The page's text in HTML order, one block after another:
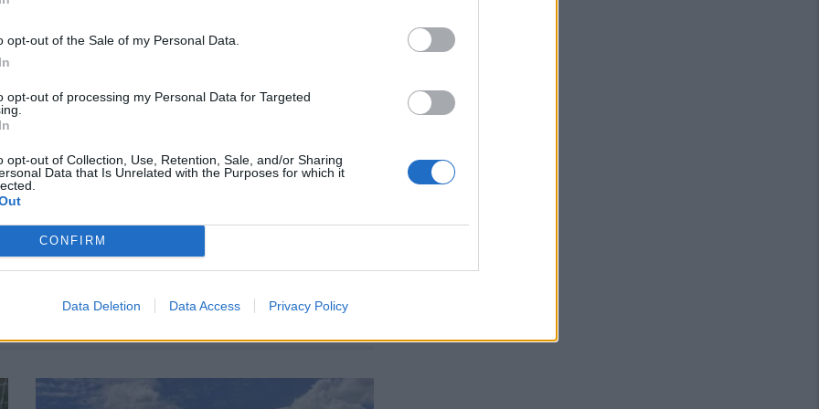
opt-out of the Sale of my Personal Data.
opt-out of processing my Personal Data for Targeted
opt-out of Collection, Use, Retention, Sale, and/or Sharing
Data that Is Unrelated with the Purposes for which it
CONFIRM
Data Deletion Data Access Privacy Policy
con la promozione dei direttori di gara dai Comitati
verso la Commissione Arbitri Nazionale per la Serie D
Arbitri Interregionale
LUCA SANNA
della sezione di Sassari e
CAI sia
dello scorso anno insieme con il già ricordato
nell'organico CAN D, ha ottenuto di fatto una promozione.